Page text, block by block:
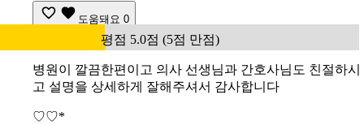
도움돼요 0
평점 5.0점 (5점 만점)
병원이 깔끔한편이고 의사 선생님과 간호사님도 친절하시
고 설명을 상세하게 잘해주셔서 감사합니다
♡♡*